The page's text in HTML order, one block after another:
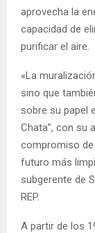
aprovecha la
capacidad de
purificar el aire.
«La
sino que
sobre su papel
Chata”, con su
compromiso de
futuro más
subgerente de
REP.
A partir de los